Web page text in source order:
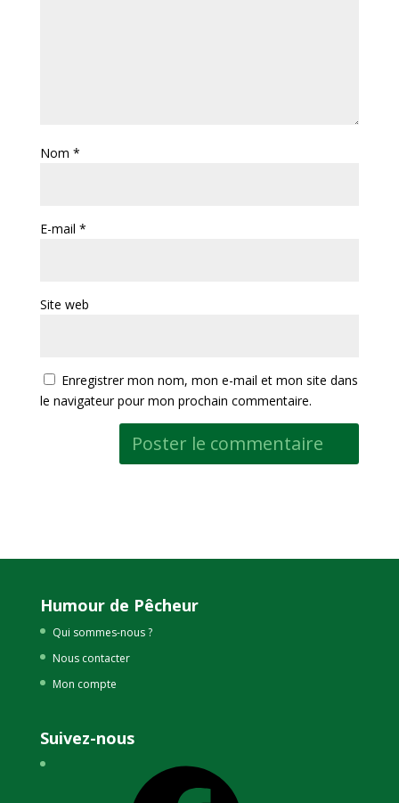
Nom *
E-mail *
Site web
Enregistrer mon nom, mon e-mail et mon site dans
le navigateur pour mon prochain commentaire.
Humour de Pêcheur
Qui sommes-nous ?
Nous contacter
Mon compte
Suivez-nous